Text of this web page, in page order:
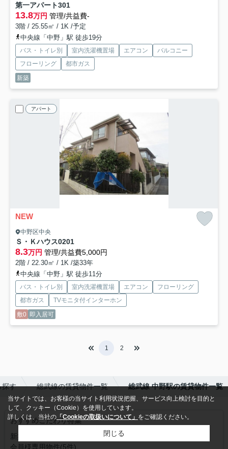
第一アパート301
13.8万円 管理/共益費-
3階 / 25.55㎡ / 1K /予定
中央線「中野」駅 徒歩19分
バス・トイレ別 室内洗濯機置場 エアコン
バルコニー
フローリング
都市ガス
新築
アパート
NEW
中野区中央
Ｓ・Ｋハウス0201
8.3万円 管理/共益費5,000円
2階 / 22.30㎡ / 1K /築33年
中央線「中野」駅 徒歩11分
バス・トイレ別 室内洗濯機置場 エアコン
フローリング
都市ガス
TVモニタ付インターホン
敷0 即入居可
1 2
探す 総武線の賃貸物件一覧 総武線 中野駅の賃貸物件一覧
おすすめこだわり特集
新築・築浅(275件)
ペット可(193件)
会員様専用物件(5件)
当サイトでは、お客様の当サイト利用状況把握、サービス向上検討を目的と
して、クッキー（Cookie）を使用しています。
詳しくは、当社の 「Cookieの取扱いについて」 をご確認ください。
閉じる